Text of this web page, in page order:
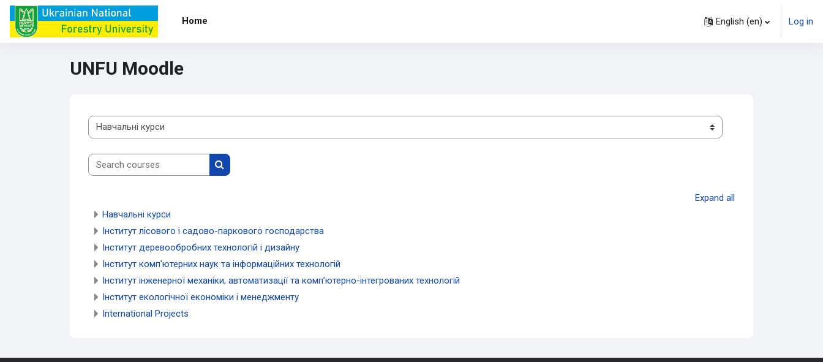
Skip to main content
Home
English ‎(en)‎ Log in
UNFU Moodle
Course categories
Search courses
Search courses
Expand all
Навчальні курси
Інститут лісового і садово-паркового господарства
Інститут деревообробних технологій і дизайну
Інститут комп'ютерних наук та інформаційних технологій
Інститут інженерної механіки, автоматизації та комп’ютерно-інтегрованих технологій
Інститут екологічної економіки і менеджменту
International Projects